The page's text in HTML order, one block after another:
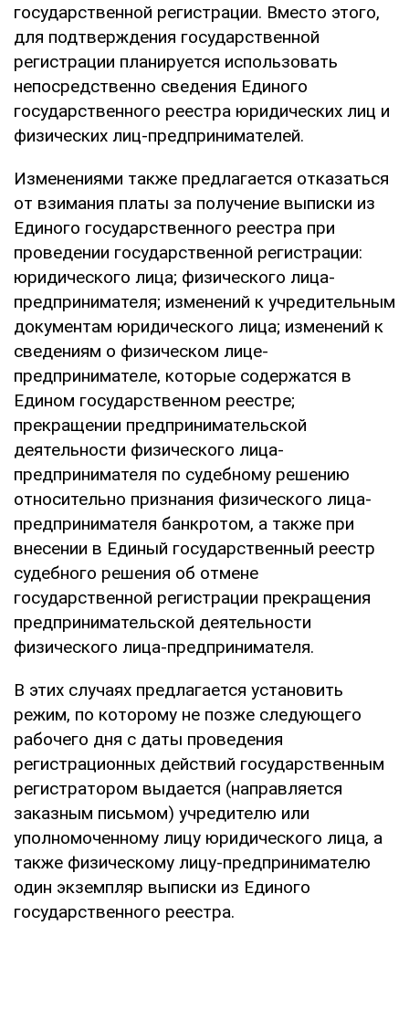
государственной регистрации. Вместо этого,
для подтверждения государственной
регистрации планируется использовать
непосредственно сведения Единого
государственного реестра юридических лиц и
физических лиц-предпринимателей.
Изменениями также предлагается отказаться
от взимания платы за получение выписки из
Единого государственного реестра при
проведении государственной регистрации:
юридического лица; физического лица-
предпринимателя; изменений к учредительным
документам юридического лица; изменений к
сведениям о физическом лице-
предпринимателе, которые содержатся в
Едином государственном реестре;
прекращении предпринимательской
деятельности физического лица-
предпринимателя по судебному решению
относительно признания физического лица-
предпринимателя банкротом, а также при
внесении в Единый государственный реестр
судебного решения об отмене
государственной регистрации прекращения
предпринимательской деятельности
физического лица-предпринимателя.
В этих случаях предлагается установить
режим, по которому не позже следующего
рабочего дня с даты проведения
регистрационных действий государственным
регистратором выдается (направляется
заказным письмом) учредителю или
уполномоченному лицу юридического лица, а
также физическому лицу-предпринимателю
один экземпляр выписки из Единого
государственного реестра.